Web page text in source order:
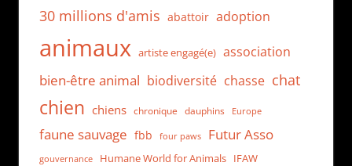
30 millions d'amis abattoir adoption
animaux artiste engagé(e) association
bien-être animal biodiversité chasse chat
chien chiens chronique dauphins Europe
faune sauvage fbb four paws Futur Asso
gouvernance Humane World for Animals IFAW